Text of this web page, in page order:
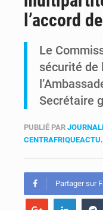
l’accord
Le
sécurité de
Secrétaire
PUBLIÉ PAR
Partager sur